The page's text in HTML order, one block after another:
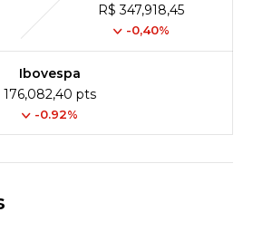
R$ 347,918,45
-0,40%
Ibovespa
176,082,40 pts
-0.92%